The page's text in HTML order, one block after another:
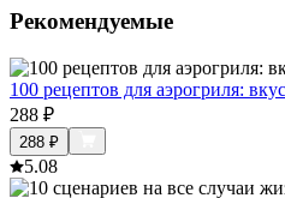
Рекомендуемые
100 рецептов для аэрогриля:
288 ₽
288 ₽
5.08